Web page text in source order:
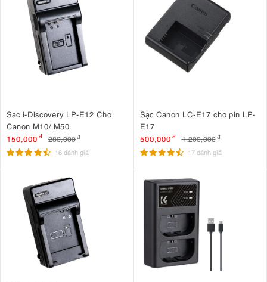
Sạc i-Discovery LP-E12 Cho
Canon M10/ M50
150,000 đ 280,000đ
16 đánh giá
Sạc Canon LC-E17 cho pin LP-
E17
500,000 đ 1,200,000 đ
17 đánh giá